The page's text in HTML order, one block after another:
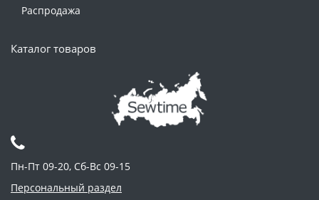
Распродажа
Каталог товаров
Пн-Пт 09-20, Сб-Вс 09-15
Персональный раздел